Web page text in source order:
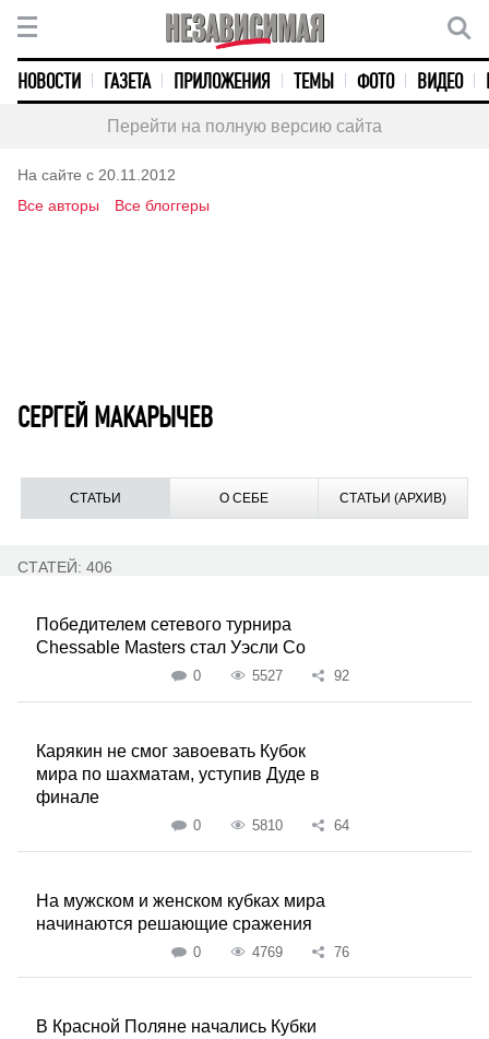
НОВОСТИ ГАЗЕТА ПРИЛОЖЕНИЯ ТЕМЫ ФОТО ВИДЕО
Перейти на полную версию сайта
На сайте с 20.11.2012
Все авторы
Все блоггеры
СЕРГЕЙ МАКАРЫЧЕВ
СТАТЬИ О СЕБЕ СТАТЬИ (АРХИВ)
СТАТЕЙ: 406
Победителем сетевого турнира
Chessable Masters стал Уэсли Со
0 5527 92
Карякин не смог завоевать Кубок
мира по шахматам, уступив Дуде в
финале
0 5810 64
На мужском и женском кубках мира
начинаются решающие сражения
0 4769 76
В Красной Поляне начались Кубки